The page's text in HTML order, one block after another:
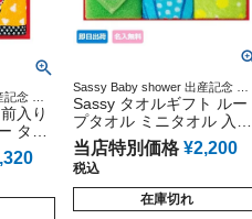
記念 出
ママ 御
祝い ハ
入り
タオ
タオ
ハン
ンス
Sassy Baby shower 出産記念 出
産グッズ マタニティ 妊婦ママ 御
出産祝い 妊娠祝い 誕生日祝い ハ
ーフバースデー
Sassy タオルギフト ルー
プタオル ミニタオル 入園
グッズ 出産祝い 男の子 女
の子 プレゼント サッシー
ギフトセット インスタ
当店特別価格 ¥2,200
税込
在庫切れ